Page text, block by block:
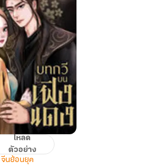
โหลด
ตัวอย่าง
จีนย้อนยุค